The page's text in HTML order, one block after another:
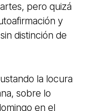
pero quizá
y
distinción de
la locura
sobre lo
en el